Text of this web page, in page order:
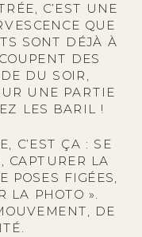
C’EST UNE
QUE
SONT DÉJÀ À
DES
DU SOIR,
UNE PARTIE
LES BARIL !
C’EST ÇA : SE
CAPTURER LA
POSES FIGÉES,
LA PHOTO ».
DE